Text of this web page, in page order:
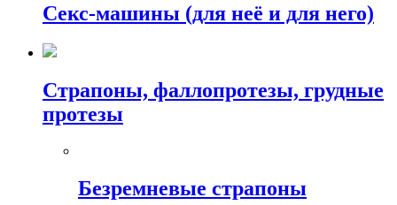
Секс-машины (для неё и для него)
Страпоны, фаллопротезы, грудные
протезы
Безремневые страпоны